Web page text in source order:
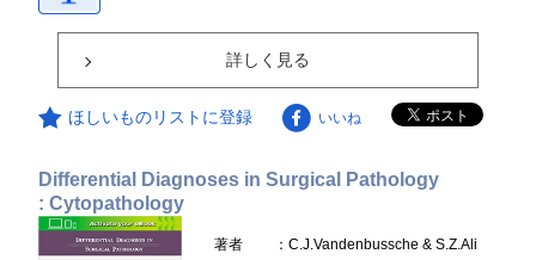
詳しく見る
ほしいものリストに登録 いいね
Differential Diagnoses in Surgical Pathology
: Cytopathology
著者
：C.J.Vandenbussche & S.Z.Ali